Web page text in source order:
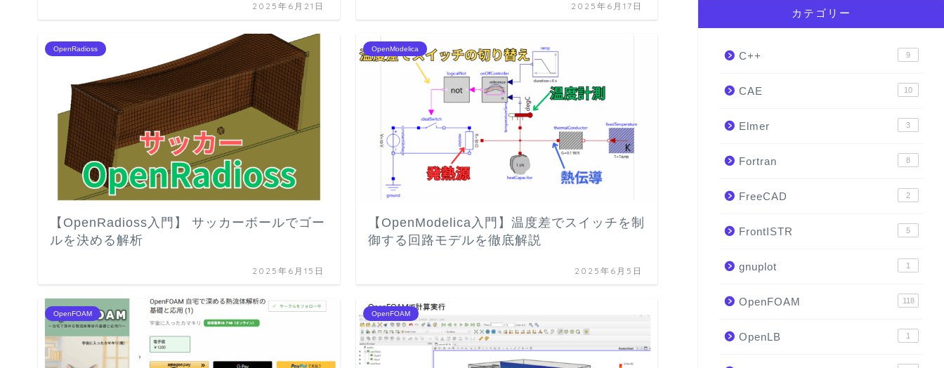
2025年6月21日 2025年6月17日
OpenRadioss
【OpenRadioss入門】 サッカーボールでゴー
ルを決める解析
2025年6月15日
OpenModelica
【OpenModelica入門】温度差でスイッチを制
御する回路モデルを徹底解説
2025年6月5日
OpenFOAM OpenFOAM
級に一発で合格するためにしたこと。
カテゴリー
C++ 9
CAE 10
Elmer 3
Fortran 8
FreeCAD 2
FrontISTR 5
gnuplot 1
OpenFOAM 118
OpenLB 1